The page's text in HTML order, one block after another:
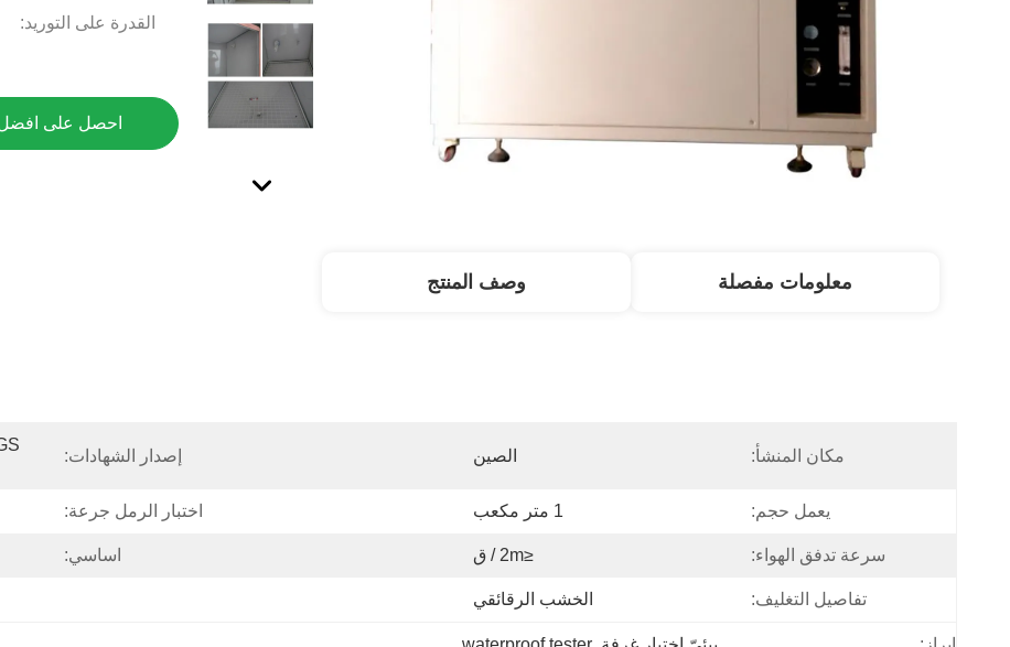
القدرة على التوريد:
احصل على
معلومات مفصلة وصف المنتج
مكان المنشأ: الصين إصدار الشهادات:
يعمل حجم: 1 متر مكعب اختبار الرمل جرعة:
سرعة تدفق الهواء: ≤2m / ق اساسي:
تفاصيل التغليف: الخشب الرقائقي